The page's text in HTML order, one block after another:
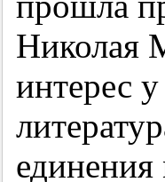
Николая
интерес
единения